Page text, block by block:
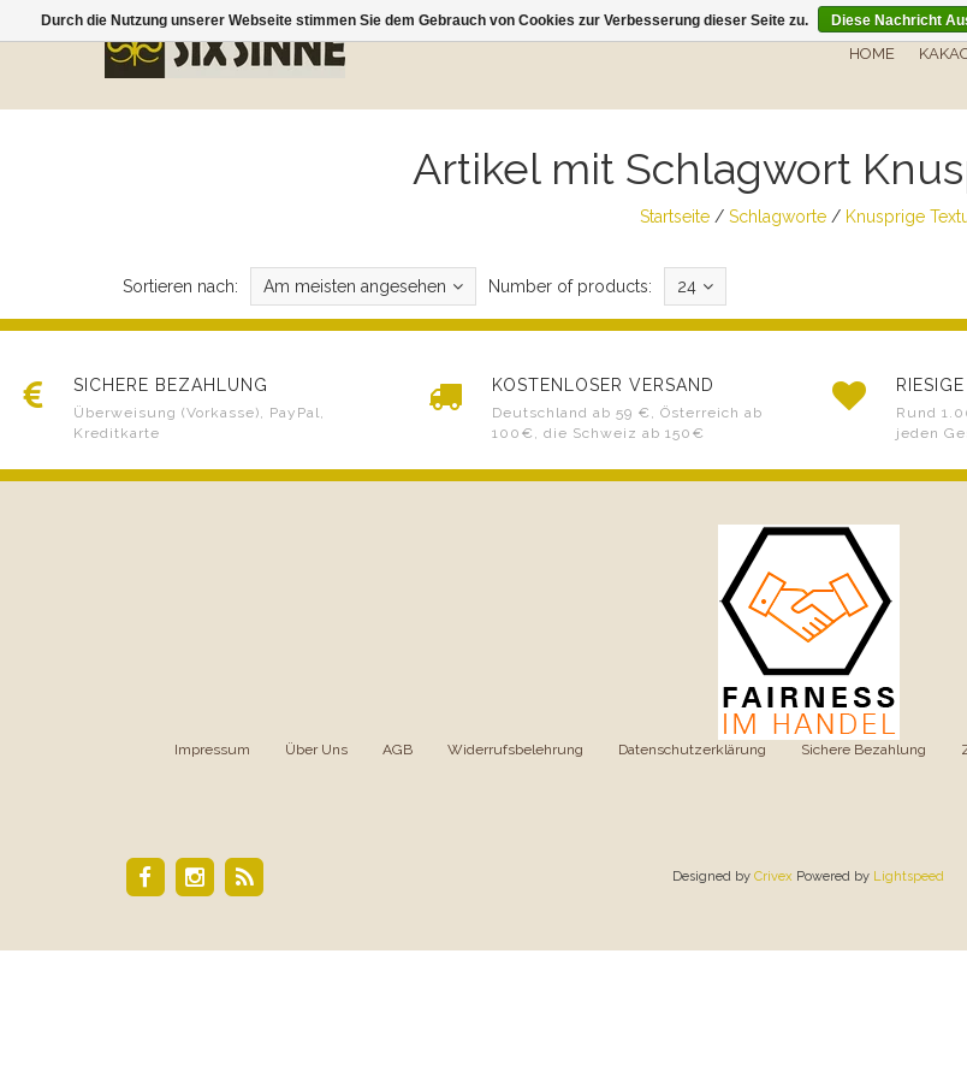
HOME
Artikel mit Schlagwort
Startseite / Schlagworte / Knusprige
Sortieren nach: Am meisten angesehen Number of products: 24
SICHERE BEZAHLUNG
Überweisung (Vorkasse), PayPal,
Kreditkarte
KOSTENLOSER VERSAND
Deutschland ab 59 €, Österreich ab
100€, die Schweiz ab 150€
Rund
jeden
Impressum Über Uns AGB Widerrufsbelehrung Datenschutzerklärung Sichere Bezahlung
Designed by Crivex Powered by Lightspeed
Durch die Nutzung unserer Webseite stimmen Sie dem Gebrauch von Cookies zur Verbesserung dieser Seite zu. Diese Nachricht